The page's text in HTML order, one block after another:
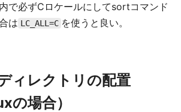
で必ずCロケールにしてsortコマンド
は LC_ALL=C を使うと良い。
ィレクトリの配置
の場合）